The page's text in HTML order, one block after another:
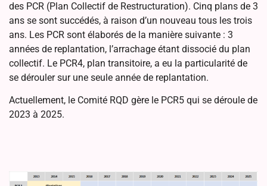
des PCR (Plan Collectif de Restructuration). Cinq plans de 3
ans se sont succédés, à raison d’un nouveau tous les trois
ans. Les PCR sont élaborés de la manière suivante : 3
années de replantation, l’arrachage étant dissocié du plan
collectif. Le PCR4, plan transitoire, a eu la particularité de
se dérouler sur une seule année de replantation.
Actuellement, le Comité RQD gère le PCR5 qui se déroule de
2023 à 2025.